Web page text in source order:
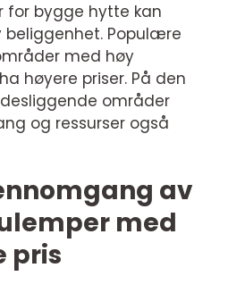
for bygge hytte kan
Populære
med høy
høyere priser. På den
områder
og ressurser også
av
med
pris